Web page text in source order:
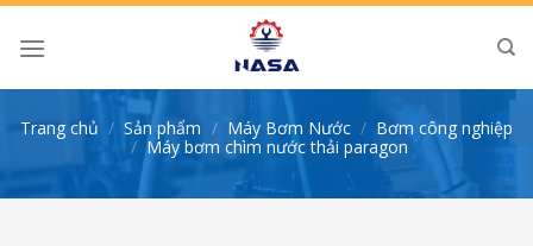
Skip
Trang chủ / Sản phẩm / Máy Bơm Nước / Bơm công nghiệp
/ Máy bơm chìm nước thải paragon